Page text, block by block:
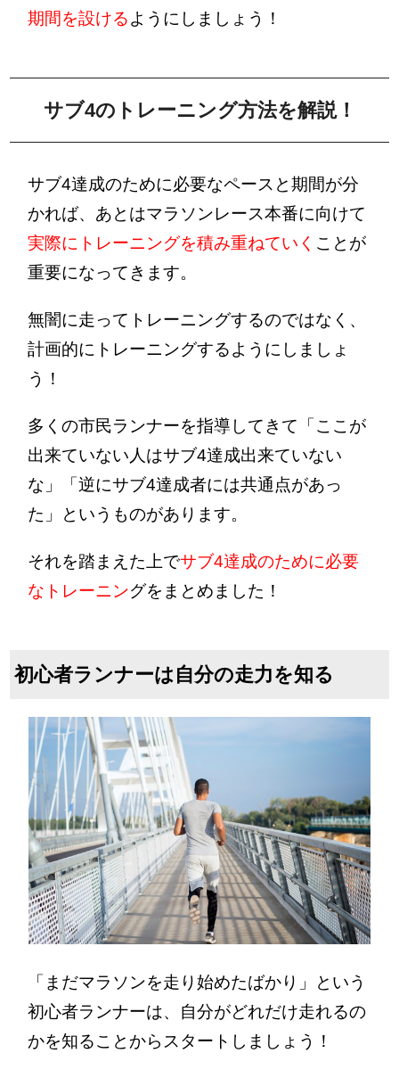
期間を設けるようにしましょう！
サブ4のトレーニング方法を解説！
サブ4達成のために必要なペースと期間が分
かれば、あとはマラソンレース本番に向けて
実際にトレーニングを積み重ねていく ことが
重要になってきます。
無闇に走ってトレーニングするのではなく、
計画的にトレーニングするようにしましょ
う！
多くの市民ランナーを指導してきて「ここが
出来ていない人はサブ4達成出来ていない
な」「逆にサブ4達成者には共通点があっ
た」というものがあります。
それを踏まえた上でサブ4達成のために必要
なトレーニングをまとめました！
初心者ランナーは自分の走力を知る
「まだマラソンを走り始めたばかり」という
初心者ランナーは、自分がどれだけ走れるの
かを知ることからスタートしましょう！